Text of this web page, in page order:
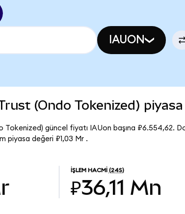
IAUON
(Ondo Tokenized)
Tokenized) güncel fiyatı IAUon başına ₽6.554,62.
piyasa değeri ₽1,03 Mr .
İŞLEM HACMI (24S)
₽36,11 Mn